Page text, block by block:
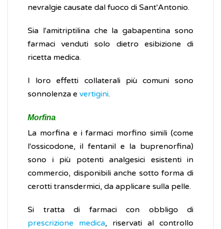
nevralgie causate dal fuoco di Sant'Antonio.
Sia l'amitriptilina che la gabapentina sono
farmaci venduti solo dietro esibizione di
ricetta medica.
I loro effetti collaterali più comuni sono
sonnolenza e vertigini.
Morfina
La morfina e i farmaci morfino simili (come
l'ossicodone, il fentanil e la buprenorfina)
sono i più potenti analgesici esistenti in
commercio, disponibili anche sotto forma di
cerotti transdermici, da applicare sulla pelle.
Si tratta di farmaci con obbligo di
prescrizione medica, riservati al controllo